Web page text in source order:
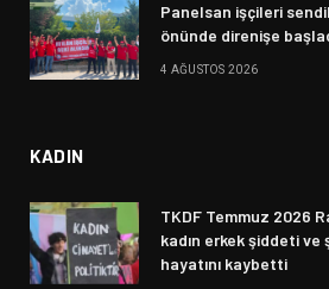
Panelsan işçileri
önünde direnişe
4 AĞUSTOS 2026
KADIN
TKDF Temmuz 2026
kadın erkek şiddeti
hayatını kaybetti